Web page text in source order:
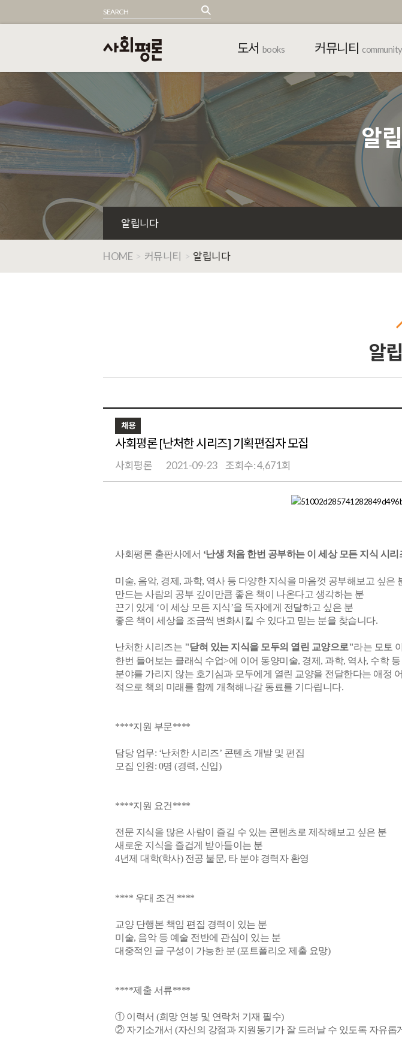
도서 books 커뮤니티 community
알
알립니다
HOME > 커뮤니티 > 알립니다
알
채용
사회평론 [난처한 시리즈] 기획편집자 모집
사회평론 2021-09-23 조회수: 4,671회
사회평론 출판사에서 ‘난생 처음 한번 공부하는 이 세상 모든 지식 시리
미술, 음악, 경제, 과학, 역사 등 다양한 지식을 마음껏 공부해보고 싶은
만드는 사람의 공부 깊이만큼 좋은 책이 나온다고 생각하는 분
끈기 있게 ‘이 세상 모든 지식’을 독자에게 전달하고 싶은 분
좋은 책이 세상을 조금씩 변화시킬 수 있다고 믿는 분을 찾습니다.
난처한 시리즈는 "닫혀 있는 지식을 모두의 열린 교양으로"라는 모토
한번 들어보는 클래식 수업>에 이어 동양미술, 경제, 과학, 역사, 수학
분야를 가리지 않는 호기심과 모두에게 열린 교양을 전달한다는 애정
적으로 책의 미래를 함께 개척해나갈 동료를 기다립니다.
****지원 부문****
담당 업무: ‘난처한 시리즈’ 콘텐츠 개발 및 편집
모집 인원: 0명 (경력, 신입)
****지원 요건****
전문 지식을 많은 사람이 즐길 수 있는 콘텐츠로 제작해보고 싶은 분
새로운 지식을 즐겁게 받아들이는 분
4년제 대학(학사) 전공 불문, 타 분야 경력자 환영
**** 우대 조건 ****
교양 단행본 책임 편집 경력이 있는 분
미술, 음악 등 예술 전반에 관심이 있는 분
대중적인 글 구성이 가능한 분 (포트폴리오 제출 요망)
****제출 서류****
① 이력서 (희망 연봉 및 연락처 기재 필수)
② 자기소개서 (자신의 강점과 지원동기가 잘 드러날 수 있도록 자유롭